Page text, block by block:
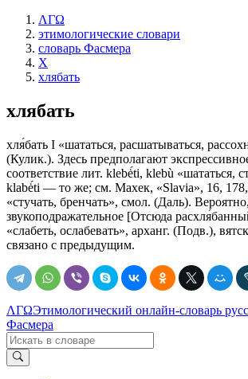
ΛΓΩ
этимологические словари
словарь Фасмера
Х
хлябать
хлябать
хля́бать I «шататься, расшатываться,
(Кулик.). Здесь предполагают
соответствие лит. klebė́ti, klebù «шататься,
klabė́ti — то же; см. Махек, «Slavia», 16,
«стучать, бренчать», смол. (Даль). Вероятно,
звукоподражательное [Отсюда
«слабеть, ослабевать», арханг. (Подв.),
связано с предыдущим.
ΛΓΩЭтимологический онлайн-словарь
Фасмера